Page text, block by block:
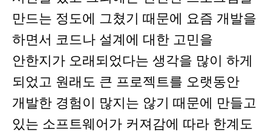
만드는 정도에 그쳤기 때문에 요즘 개발을
하면서 코드나 설계에 대한 고민을
안한지가 오래되었다는 생각을 많이 하게
되었고 원래도 큰 프로젝트를 오랫동안
개발한 경험이 많지는 않기 때문에 만들고
있는 소프트웨어가 커져감에 따라 한계도